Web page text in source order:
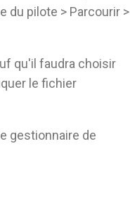
du pilote > Parcourir >
qu'il faudra choisir
le fichier
gestionnaire de